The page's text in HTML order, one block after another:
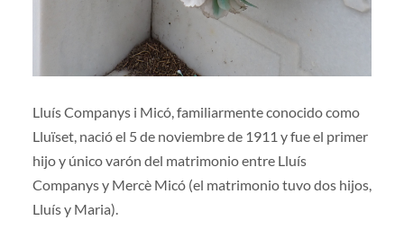
Lluís Companys i Micó, familiarmente conocido como
Lluïset, nació el 5 de noviembre de 1911 y fue el primer
hijo y único varón del matrimonio entre Lluís
Companys y Mercè Micó (el matrimonio tuvo dos hijos,
Lluís y Maria).